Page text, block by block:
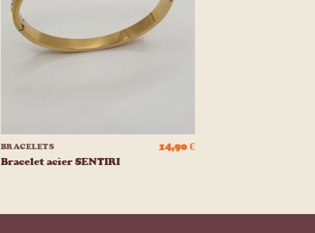
d’envies
BRACELETS
Bracelet acier SENTIRI
14,90€